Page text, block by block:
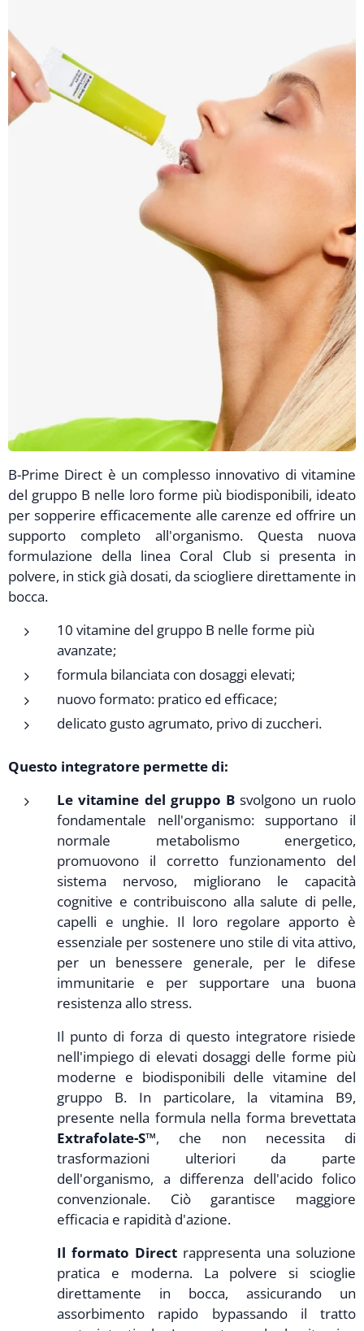
B-Prime Direct è un complesso innovativo di vitamine
del gruppo B nelle loro forme più biodisponibili, ideato
per sopperire efficacemente alle carenze ed offrire un
supporto completo all'organismo. Questa nuova
formulazione della linea Coral Club si presenta in
polvere, in stick già dosati, da sciogliere direttamente in
bocca.
10 vitamine del gruppo B nelle forme più
avanzate;
formula bilanciata con dosaggi elevati;
nuovo formato: pratico ed efficace;
delicato gusto agrumato, privo di zuccheri.
Questo integratore permette di:
Le vitamine del gruppo B svolgono un ruolo
fondamentale nell'organismo: supportano il
normale metabolismo energetico,
promuovono il corretto funzionamento del
sistema nervoso, migliorano le capacità
cognitive e contribuiscono alla salute di pelle,
capelli e unghie. Il loro regolare apporto è
essenziale per sostenere uno stile di vita attivo,
per un benessere generale, per le difese
immunitarie e per supportare una buona
resistenza allo stress.
Il punto di forza di questo integratore risiede
nell'impiego di elevati dosaggi delle forme più
moderne e biodisponibili delle vitamine del
gruppo B. In particolare, la vitamina B9,
presente nella formula nella forma brevettata
Extrafolate-S™, che non necessita di
trasformazioni ulteriori da parte
dell'organismo, a differenza dell'acido folico
convenzionale. Ciò garantisce maggiore
efficacia e rapidità d'azione.
Il formato Direct rappresenta una soluzione
pratica e moderna. La polvere si scioglie
direttamente in bocca, assicurando un
assorbimento rapido bypassando il tratto